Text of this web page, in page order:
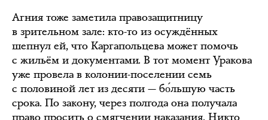
Агния тоже заметила правозащитницу
в зрительном зале: кто-то из осуждённых
шепнул ей, что Каргапольцева может помочь
с жильём и документами. В тот момент Уракова
уже провела в колонии-поселении семь
с половиной лет из десяти — бо́льшую часть
срока. По закону, через полгода она получала
право просить о смягчении наказания. Никто